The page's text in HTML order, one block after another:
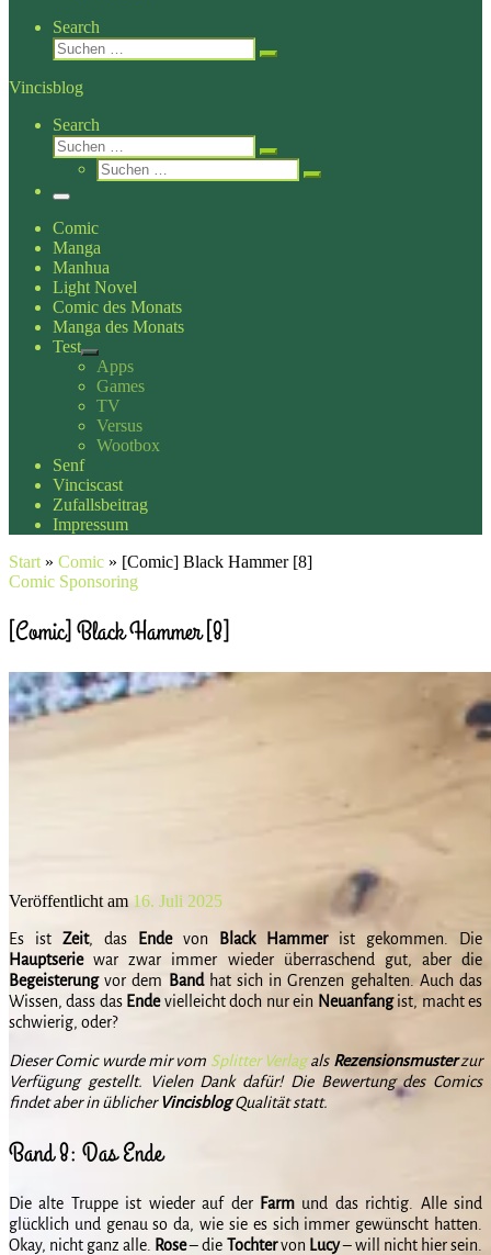
Search
Suche
Suchen …
Vincisblog
Search
Suche
Suchen …
Suche
Suchen …
Menü
Comic
Manga
Manhua
Light Novel
Comic des Monats
Manga des Monats
Test
Apps
Games
TV
Versus
Wootbox
Senf
Vinciscast
Zufallsbeitrag
Impressum
Start » Comic » [Comic] Black Hammer [8]
Comic Sponsoring
[Comic] Black Hammer [8]
Veröffentlicht am 16. Juli 2025
Es ist Zeit, das Endevon Black Hammerist gekommen. Die
Hauptseriewar zwar immer wieder überraschend gut, aber die
Begeisterungvor dem Bandhat sich in Grenzen gehalten. Auch das
Wissen, dass das Endevielleicht doch nur ein Neuanfangist, macht es
schwierig, oder?
Dieser Comic wurde mir vom Splitter Verlagals Rezensionsmusterzur
Verfügung gestellt. Vielen Dank dafür! Die Bewertung des Comics
findet aber in üblicherVincisblogQualität statt.
Band 8: Das Ende
Die alte Truppe ist wieder auf der Farmund das richtig. Alle sind
glücklich und genau so da, wie sie es sich immer gewünscht hatten.
Okay, nicht ganz alle.
Rose– die Tochtervon Lucy– will nicht hier sein.